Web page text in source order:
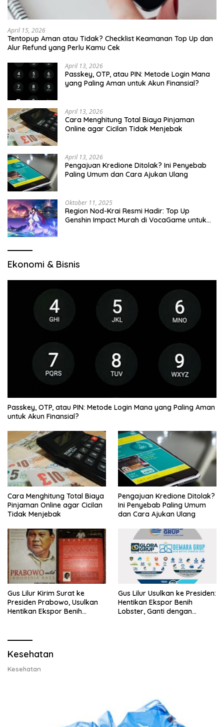
April 15, 2026
Tentopup Aman atau Tidak? Checklist Keamanan Top Up dan
Alur Refund yang Perlu Kamu Cek
April 13, 2026
Passkey, OTP, atau PIN: Metode Login Mana
yang Paling Aman untuk Akun Finansial?
April 13, 2026
Cara Menghitung Total Biaya Pinjaman
Online agar Cicilan Tidak Menjebak
April 13, 2026
Pengajuan Kredione Ditolak? Ini Penyebab
Paling Umum dan Cara Ajukan Ulang
Oktober 11, 2025
Region Nod-Krai Resmi Hadir: Top Up
Genshin Impact Murah di VocaGame untuk
Ekonomi & Bisnis
Passkey, OTP, atau PIN: Metode Login Mana yang Paling Aman
untuk Akun Finansial?
Cara Menghitung Total Biaya
Pinjaman Online agar Cicilan
Tidak Menjebak
Pengajuan Kredione Ditolak?
Ini Penyebab Paling Umum
dan Cara Ajukan Ulang
Gus Lilur Kirim Surat ke
Presiden Prabowo, Usulkan
Hentikan Ekspor Benih
Gus Lilur Usulkan ke Presiden:
Hentikan Ekspor Benih
Lobster, Ganti dengan
Kesehatan
Kesehatan